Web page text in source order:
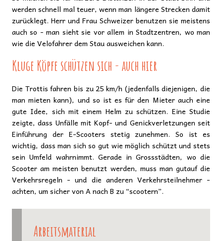
werden schnell mal teuer, wenn man längere Strecken damit
zurücklegt. Herr und Frau Schweizer benutzen sie meistens
auch so - man sieht sie vor allem in Stadtzentren, wo man
wie die Velofahrer dem Stau ausweichen kann.
Kluge Köpfe schützen sich - auch hier
Die Trottis fahren bis zu 25 km/h (jedenfalls diejenigen, die
man mieten kann), und so ist es für den Mieter auch eine
gute Idee, sich mit einem Helm zu schützen. Eine Studie
zeigte, dass Unfälle mit Kopf- und Genickverletzungen seit
Einführung der E-Scooters stetig zunehmen. So ist es
wichtig, dass man sich so gut wie möglich schützt und stets
sein Umfeld wahrnimmt. Gerade in Grossstädten, wo die
Scooter am meisten benutzt werden, muss man gutauf die
Verkehrsregeln - und die anderen Verkehrsteilnehmer -
achten, um sicher von A nach B zu “scootern”.
Arbeitsmaterial